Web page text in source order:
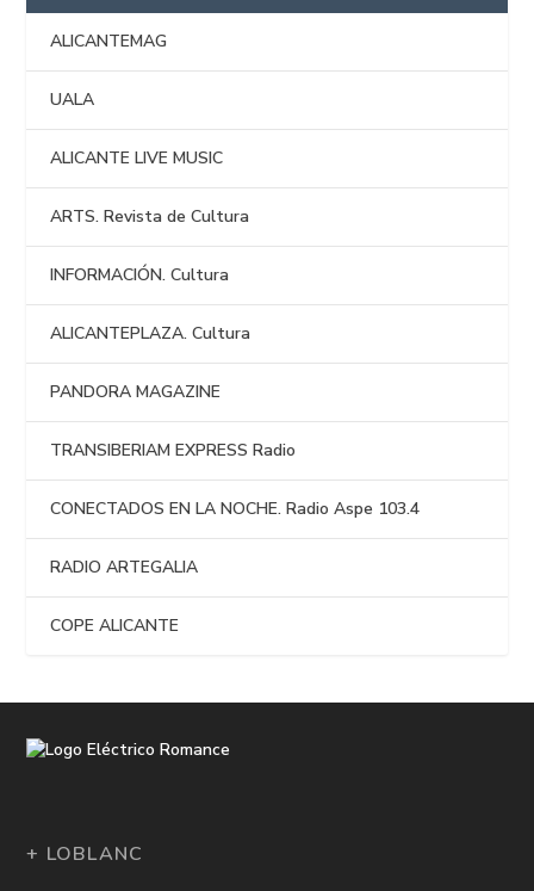
ALICANTEMAG
UALA
ALICANTE LIVE MUSIC
ARTS. Revista de Cultura
INFORMACIÓN. Cultura
ALICANTEPLAZA. Cultura
PANDORA MAGAZINE
TRANSIBERIAM EXPRESS Radio
CONECTADOS EN LA NOCHE. Radio Aspe 103.4
RADIO ARTEGALIA
COPE ALICANTE
+ LOBLANC